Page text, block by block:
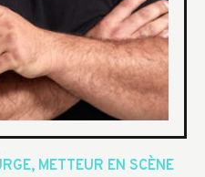
METTEUR EN SCÈNE